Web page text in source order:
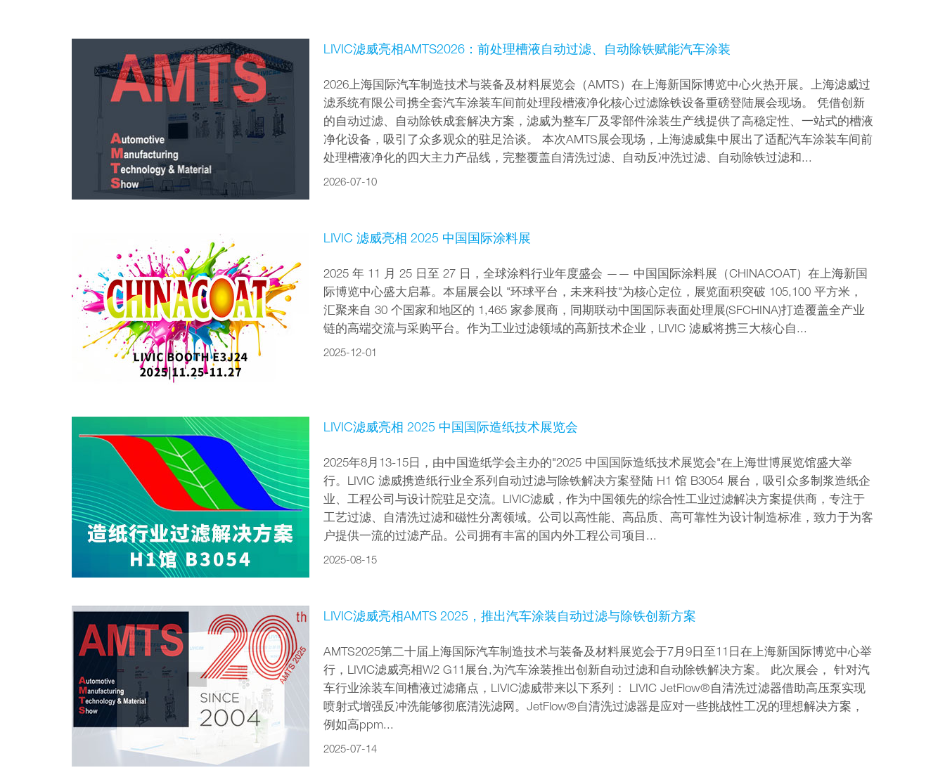
LIVIC滤威亮相AMTS2026：前处理槽液自动过滤、自动除铁赋能汽车涂装
2026上海国际汽车制造技术与装备及材料展览会（AMTS）在上海新国际博览中心火热开展。上海滤威过
滤系统有限公司携全套汽车涂装车间前处理段槽液净化核心过滤除铁设备重磅登陆展会现场。 凭借创新
的自动过滤、自动除铁成套解决方案，滤威为整车厂及零部件涂装生产线提供了高稳定性、一站式的槽液
净化设备，吸引了众多观众的驻足洽谈。 本次AMTS展会现场，上海滤威集中展出了适配汽车涂装车间前
处理槽液净化的四大主力产品线，完整覆盖自清洗过滤、自动反冲洗过滤、自动除铁过滤和...
2026-07-10
LIVIC 滤威亮相 2025 中国国际涂料展
2025 年 11 月 25 日至 27 日，全球涂料行业年度盛会 —— 中国国际涂料展（CHINACOAT）在上海新国
际博览中心盛大启幕。本届展会以 "环球平台，未来科技"为核心定位，展览面积突破 105‚100 平方米，
汇聚来自 30 个国家和地区的 1,465 家参展商，同期联动中国国际表面处理展(SFCHINA)打造覆盖全产业
链的高端交流与采购平台。作为工业过滤领域的高新技术企业，LIVIC 滤威将携三大核心自...
2025-12-01
LIVIC滤威亮相 2025 中国国际造纸技术展览会
2025年8月13-15日，由中国造纸学会主办的"2025 中国国际造纸技术展览会"在上海世博展览馆盛大举
行。LIVIC 滤威携造纸行业全系列自动过滤与除铁解决方案登陆 H1 馆 B3054 展台，吸引众多制浆造纸企
业、工程公司与设计院驻足交流。LIVIC滤威，作为中国领先的综合性工业过滤解决方案提供商，专注于
工艺过滤、自清洗过滤和磁性分离领域。公司以高性能、高品质、高可靠性为设计制造标准，致力于为客
户提供一流的过滤产品。公司拥有丰富的国内外工程公司项目...
2025-08-15
LIVIC滤威亮相AMTS 2025，推出汽车涂装自动过滤与除铁创新方案
AMTS2025第二十届上海国际汽车制造技术与装备及材料展览会于7月9日至11日在上海新国际博览中心举
行，LIVIC滤威亮相W2 G11展台,为汽车涂装推出创新自动过滤和自动除铁解决方案。 此次展会， 针对汽
车行业涂装车间槽液过滤痛点，LIVIC滤威带来以下系列： LIVIC JetFlow®自清洗过滤器借助高压泵实现
喷射式增强反冲洗能够彻底清洗滤网。JetFlow®自清洗过滤器是应对一些挑战性工况的理想解决方案，
例如高ppm...
2025-07-14